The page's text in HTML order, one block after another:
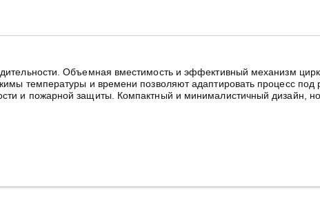
Объемная вместимость и эффективный механизм
температуры и времени позволяют адаптировать процесс под
и пожарной защиты. Компактный и минималистичный дизайн, но